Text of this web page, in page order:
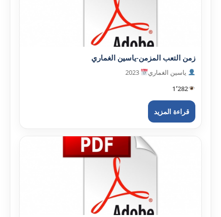
زمن التعب المزمن-ياسين الغماري
ياسين الغماري
1٬282
قراءة المزيد